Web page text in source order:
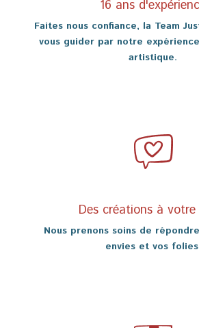
16 ans
Faites nous confiance, la Team
vous guider par notre
artistique.
Des créations à votre
Nous prenons soins de
envies et vos